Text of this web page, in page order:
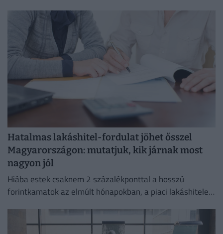
Hatalmas lakáshitel-fordulat jöhet ősszel
Magyarországon: mutatjuk, kik járnak most
nagyon jól
Hiába estek csaknem 2 százalékponttal a hosszú
forintkamatok az elmúlt hónapokban, a piaci lakáshitelek